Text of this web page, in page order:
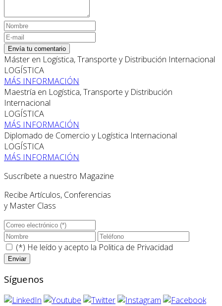
Envía tu comentario
Máster en Logística, Transporte y Distribución Internacional
LOGÍSTICA
MÁS INFORMACIÓN
Maestría en Logística, Transporte y Distribución
Internacional
LOGÍSTICA
MÁS INFORMACIÓN
Diplomado de Comercio y Logística Internacional
LOGÍSTICA
MÁS INFORMACIÓN
Suscríbete a nuestro Magazine
Recibe Artículos, Conferencias
y Master Class
(*) He leído y acepto la Politica de Privacidad
Síguenos